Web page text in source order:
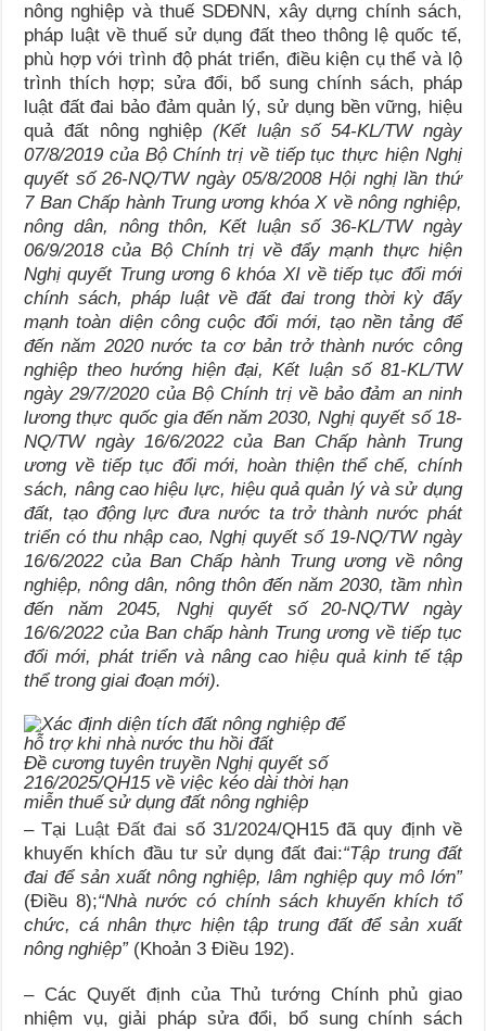
nông nghiệp và thuế SDĐNN, xây dựng chính sách,
pháp luật về thuế sử dụng đất theo thông lệ quốc tế,
phù hợp với trình độ phát triển, điều kiện cụ thể và lộ
trình thích hợp; sửa đổi, bổ sung chính sách, pháp
luật đất đai bảo đảm quản lý, sử dụng bền vững, hiệu
quả đất nông nghiệp (Kết luận số 54-KL/TW ngày
07/8/2019 của Bộ Chính trị về tiếp tục thực hiện Nghị
quyết số 26-NQ/TW ngày 05/8/2008 Hội nghị lần thứ
7 Ban Chấp hành Trung ương khóa X về nông nghiệp,
nông dân, nông thôn, Kết luận số 36-KL/TW ngày
06/9/2018 của Bộ Chính trị về đẩy mạnh thực hiện
Nghị quyết Trung ương 6 khóa XI về tiếp tục đổi mới
chính sách, pháp luật về đất đai trong thời kỳ đẩy
mạnh toàn diện công cuộc đổi mới, tạo nền tảng để
đến năm 2020 nước ta cơ bản trở thành nước công
nghiệp theo hướng hiện đại,Kết luận số 81-KL/TW
ngày 29/7/2020của Bộ Chính trị về bảo đảm an ninh
lương thực quốc gia đến năm 2030, Nghị quyết số 18-
NQ/TW ngày 16/6/2022 của Ban Chấp hành Trung
ương về tiếp tục đổi mới, hoàn thiện thể chế, chính
sách, nâng cao hiệu lực, hiệu quả quản lý và sử dụng
đất, tạo động lực đưa nước ta trở thành nước phát
triển có thu nhập cao, Nghị quyết số 19-NQ/TW ngày
16/6/2022 của Ban Chấp hành Trung ương về nông
nghiệp, nông dân, nông thôn đến năm 2030, tầm nhìn
đến năm2045,
Nghị quyết số 20-NQ/TW ngày
16/6/2022 của Ban chấp hành Trung ương về tiếp tục
đổi mới, phát triển và nâng cao hiệu quả kinh tế tập
thể trong giai đoạn mới).
Đề cương tuyên truyền Nghị quyết số
216/2025/QH15 về việc kéo dài thời hạn
miễn thuế sử dụng đất nông nghiệp
– Tại Luật Đất đai số 31/2024/QH15 đã quy định về
khuyến khích đầu tư sử dụng đất đai:“Tập trung đất
đai để sản xuất nông nghiệp, lâm nghiệp quy mô lớn”
(Điều 8);“Nhà nước có chính sách khuyến khích tổ
chức, cá nhân thực hiện tập trung đất để sản xuất
nông nghiệp” (Khoản 3 Điều 192).
– Các Quyết định của Thủ tướng Chính phủ giao
nhiệm vụ, giải pháp sửa đổi, bổ sung chính sách